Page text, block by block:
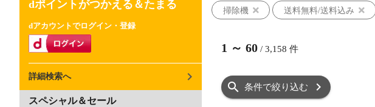
dポイントがつかえる＆たまる
dアカウントでログイン・登録
詳細検索へ
スペシャル＆セール
掃除機 送料無料/送料込み
1 ～ 60 / 3,158 件
条件で絞り込む